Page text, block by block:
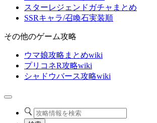
スターレジェンドガチャまとめ
SSRキャラ/召喚石実装順
その他のゲーム攻略
ウマ娘攻略まとめwiki
プリコネR攻略wiki
シャドウバース攻略wiki